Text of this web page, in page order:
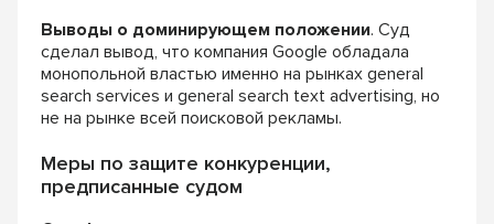
Выводы о доминирующем положении. Суд
сделал вывод, что компания Google обладала
монопольной властью именно на рынках general
search services и general search text advertising, но
не на рынке всей поисковой рекламы.
Меры по защите конкуренции,
предписанные судом